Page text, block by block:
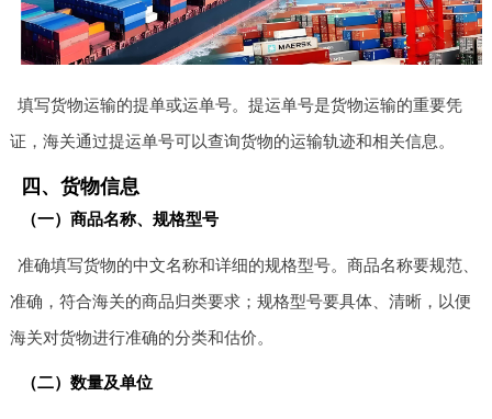
填写货物运输的提单或运单号。提运单号是货物运输的重要凭
证，海关通过提运单号可以查询货物的运输轨迹和相关信息。
四、货物信息
（一）商品名称、规格型号
准确填写货物的中文名称和详细的规格型号。商品名称要规范、
准确，符合海关的商品归类要求；规格型号要具体、清晰，以便
海关对货物进行准确的分类和估价。
（二）数量及单位